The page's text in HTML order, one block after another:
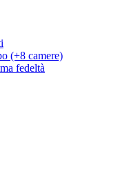
(+8 camere)
fedeltà